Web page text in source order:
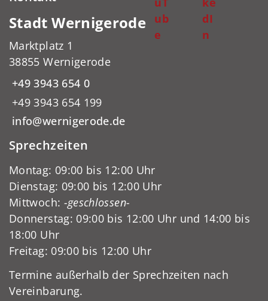
ub
e
dI
n
Stadt Wernigerode
Marktplatz 1
38855 Wernigerode
+49 3943 654 0
+49 3943 654 199
info@wernigerode.de
Sprechzeiten
Montag: 09:00 bis 12:00 Uhr
Dienstag: 09:00 bis 12:00 Uhr
Mittwoch: -geschlossen-
Donnerstag: 09:00 bis 12:00 Uhr und 14:00 bis
18:00 Uhr
Freitag: 09:00 bis 12:00 Uhr
Termine außerhalb der Sprechzeiten nach
Vereinbarung.